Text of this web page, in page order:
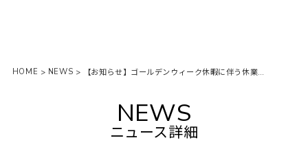
HOME > NEWS > 【お知らせ】ゴールデンウィーク休暇に伴う休業お知らせ
NEWS
ニュース詳細